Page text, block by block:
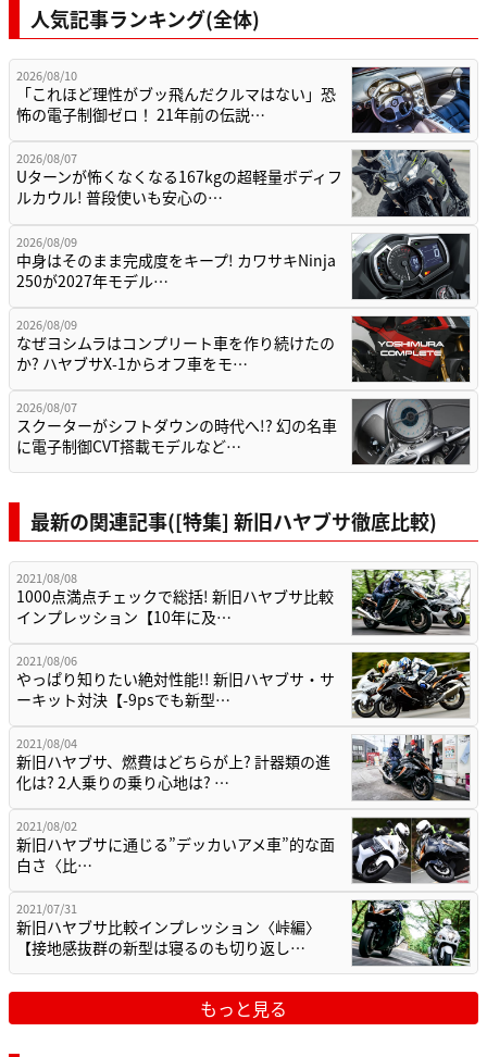
人気記事ランキング(全体)
2026/08/10
「これほど理性がブッ飛んだクルマはない」恐
怖の電子制御ゼロ！ 21年前の伝説…
2026/08/07
Uターンが怖くなくなる167kgの超軽量ボディフ
ルカウル! 普段使いも安心の…
2026/08/09
中身はそのまま完成度をキープ! カワサキNinja
250が2027年モデル…
2026/08/09
なぜヨシムラはコンプリート車を作り続けたの
か? ハヤブサX-1からオフ車をモ…
2026/08/07
スクーターがシフトダウンの時代へ!? 幻の名車
に電子制御CVT搭載モデルなど…
最新の関連記事([特集] 新旧ハヤブサ徹底比較)
2021/08/08
1000点満点チェックで総括! 新旧ハヤブサ比較
インプレッション【10年に及…
2021/08/06
やっぱり知りたい絶対性能!! 新旧ハヤブサ・サ
ーキット対決【-9psでも新型…
2021/08/04
新旧ハヤブサ、燃費はどちらが上? 計器類の進
化は? 2人乗りの乗り心地は? …
2021/08/02
新旧ハヤブサに通じる”デッカいアメ車”的な面
白さ〈比…
2021/07/31
新旧ハヤブサ比較インプレッション〈峠編〉
【接地感抜群の新型は寝るのも切り返し…
もっと見る